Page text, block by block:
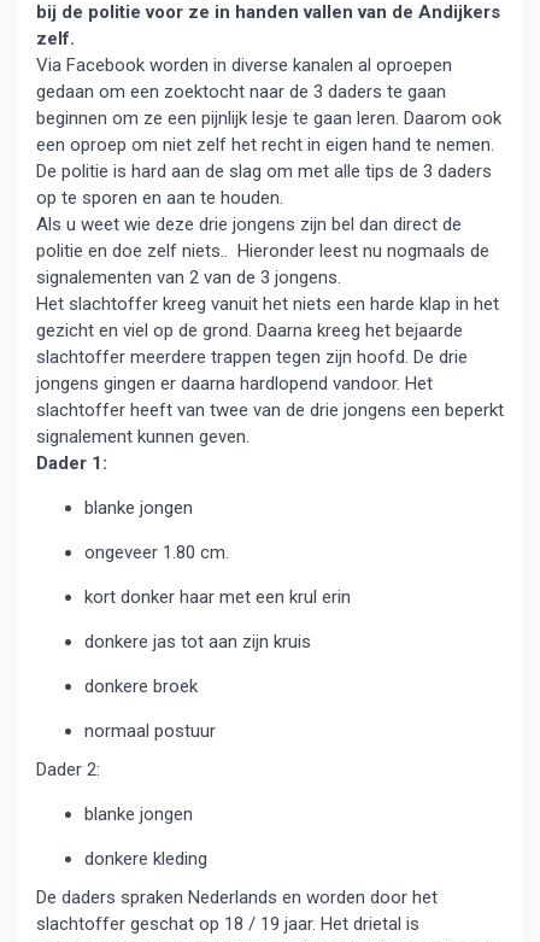
bij de politie voor ze in handen vallen van de Andijkers
zelf.
Via Facebook worden in diverse kanalen al oproepen
gedaan om een zoektocht naar de 3 daders te gaan
beginnen om ze een pijnlijk lesje te gaan leren. Daarom ook
een oproep om niet zelf het recht in eigen hand te nemen.
De politie is hard aan de slag om met alle tips de 3 daders
op te sporen en aan te houden.
Als u weet wie deze drie jongens zijn bel dan direct de
politie en doe zelf niets.. Hieronder leest nu nogmaals de
signalementen van 2 van de 3 jongens.
Het slachtoffer kreeg vanuit het niets een harde klap in het
gezicht en viel op de grond. Daarna kreeg het bejaarde
slachtoffer meerdere trappen tegen zijn hoofd. De drie
jongens gingen er daarna hardlopend vandoor. Het
slachtoffer heeft van twee van de drie jongens een beperkt
signalement kunnen geven.
Dader 1:
blanke jongen
ongeveer 1.80 cm.
kort donker haar met een krul erin
donkere jas tot aan zijn kruis
donkere broek
normaal postuur
Dader 2:
blanke jongen
donkere kleding
De daders spraken Nederlands en worden door het
slachtoffer geschat op 18 / 19 jaar. Het drietal is